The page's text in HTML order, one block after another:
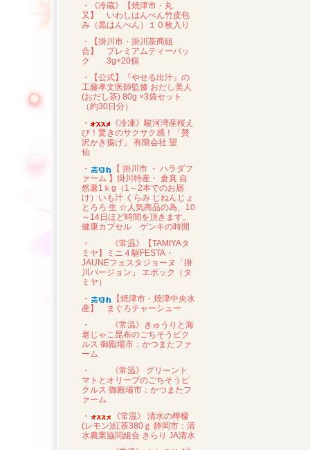
・《冷蔵》【焼津市・丸
又】 いわしはんぺん竹皮包
み（黒はんぺん）１０枚入り
・【掛川市・掛川茶商組
合】 プレミアムティーバッ
ク 3g×20個
・【公式】『やせる出汁』の
工藤孝文医師監修 おだし美人
(おだし茶) 80g ×3袋セット
（約30日分）
・
《冷凍》駿河湾産桜え
び！驚きのサクサク感！「贅
沢かき揚げ」 有限会社 望
仙
・
【 掛川市 ・ ハラダフ
ァーム 】掛川特産・ 倉真 自
然薯1ｋg（1～2本でのお届
け）いも汁 くらみ じねんじょ
とろろ 生 ☆人気商品の為、10
～14日ほど時間を頂きます。
健康カプセル ゲンキの時間
・
《常温》【TAMIYAタ
ミヤ】ミニ４駆FESTA・
JAUNEフェスタジョーヌ「掛
川バージョン」 エポック（タ
ミヤ）
・
【焼津市・焼津中央水
産】 まぐろチャーシュー
・
《常温》きゅうりと海
老じゃこ昆布のごちそうピク
ルス 御殿場市：かつまたファ
ーム
・
《常温》 グリーント
マトとオリーブのごちそうピ
クルス 御殿場市：かつまたフ
ァーム
・
《常温》 清水の檸檬
(レモン)紅茶380ｇ 静岡市：清
水農業協同組合 きらり JA清水